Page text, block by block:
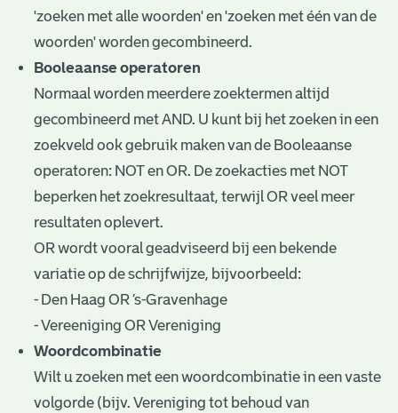
'zoeken met alle woorden' en 'zoeken met één van de
woorden' worden gecombineerd.
Booleaanse operatoren
Normaal worden meerdere zoektermen altijd
gecombineerd met AND. U kunt bij het zoeken in een
zoekveld ook gebruik maken van de Booleaanse
operatoren: NOT en OR. De zoekacties met NOT
beperken het zoekresultaat, terwijl OR veel meer
resultaten oplevert.
OR wordt vooral geadviseerd bij een bekende
variatie op de schrijfwijze, bijvoorbeeld:
- Den Haag OR ’s-Gravenhage
- Vereeniging OR Vereniging
Woordcombinatie
Wilt u zoeken met een woordcombinatie in een vaste
volgorde (bijv. Vereniging tot behoud van